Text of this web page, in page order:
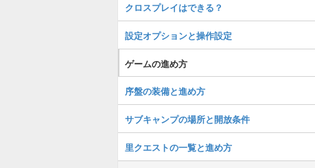
クロスプレイはできる？
設定オプションと操作設定
ゲームの進め方
序盤の装備と進め方
サブキャンプの場所と開放条件
里クエストの一覧と進め方